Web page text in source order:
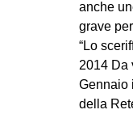
anche
grave
“Lo
2014 Da
Gennaio
della